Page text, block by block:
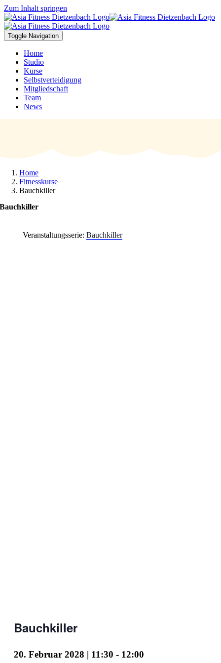
Zum Inhalt springen
Toggle Navigation
Home
Studio
Kurse
Selbstverteidigung
Mitgliedschaft
Team
News
Home
Fitnesskurse
Bauchkiller
Bauchkiller
Veranstaltungsserie: Bauchkiller
Bauchkiller
20. Februar 2028 | 11:30 - 12:00